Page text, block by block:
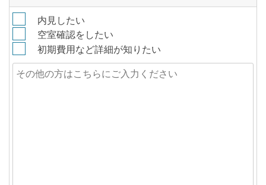
内見したい
空室確認をしたい
初期費用など詳細が知りたい